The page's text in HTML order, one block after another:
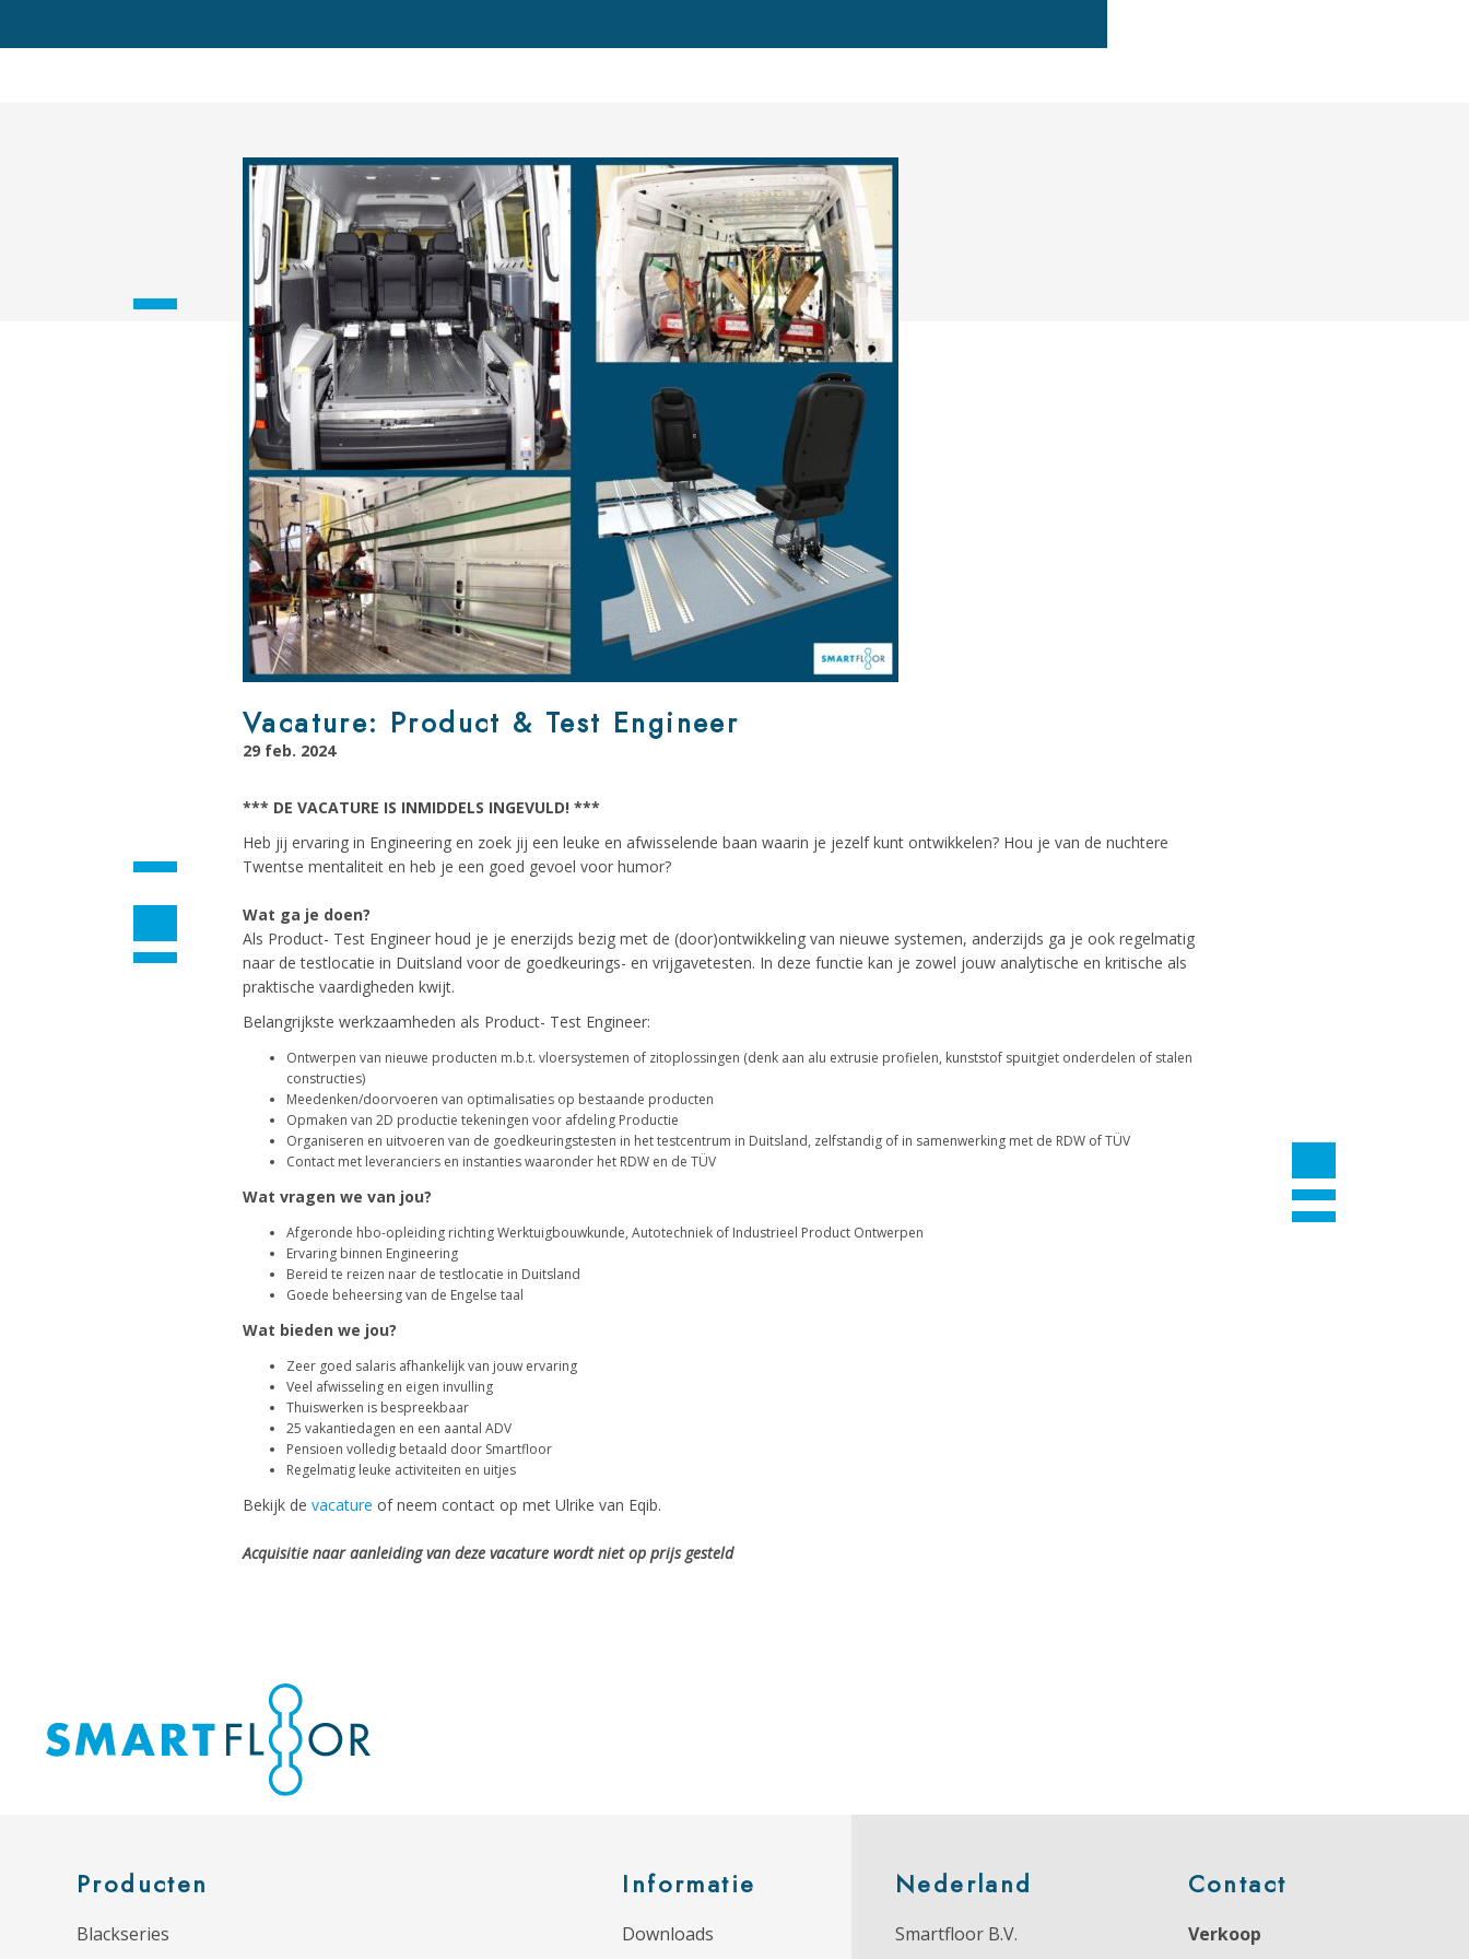
Vacature: Product & Test Engineer
29 feb. 2024
*** DE VACATURE IS INMIDDELS INGEVULD! ***
Heb jij ervaring in Engineering en zoek jij een leuke en afwisselende baan waarin je jezelf kunt ontwikkelen? Hou je van de nuchtere
Twentse mentaliteit en heb je een goed gevoel voor humor?
Wat ga je doen?
Als Product- Test Engineer houd je je enerzijds bezig met de (door)ontwikkeling van nieuwe systemen, anderzijds ga je ook regelmatig
naar de testlocatie in Duitsland voor de goedkeurings- en vrijgavetesten. In deze functie kan je zowel jouw analytische en kritische als
praktische vaardigheden kwijt.
Belangrijkste werkzaamheden als Product- Test Engineer:
Ontwerpen van nieuwe producten m.b.t. vloersystemen of zitoplossingen (denk aan alu extrusie profielen, kunststof spuitgiet onderdelen of stalen
constructies)
Meedenken/doorvoeren van optimalisaties op bestaande producten
Opmaken van 2D productie tekeningen voor afdeling Productie
Organiseren en uitvoeren van de goedkeuringstesten in het testcentrum in Duitsland, zelfstandig of in samenwerking met de RDW of TÜV
Contact met leveranciers en instanties waaronder het RDW en de TÜV
Wat vragen we van jou?
Afgeronde hbo-opleiding richting Werktuigbouwkunde, Autotechniek of Industrieel Product Ontwerpen
Ervaring binnen Engineering
Bereid te reizen naar de testlocatie in Duitsland
Goede beheersing van de Engelse taal
Wat bieden we jou?
Zeer goed salaris afhankelijk van jouw ervaring
Veel afwisseling en eigen invulling
Thuiswerken is bespreekbaar
25 vakantiedagen en een aantal ADV
Pensioen volledig betaald door Smartfloor
Regelmatig leuke activiteiten en uitjes
Bekijk de vacature of neem contact op met Ulrike van Eqib.
Acquisitie naar aanleiding van deze vacature wordt niet op prijs gesteld
Producten
Blackseries
Informatie
Downloads
Nederland
Smartfloor B.V.
Contact
Verkoop